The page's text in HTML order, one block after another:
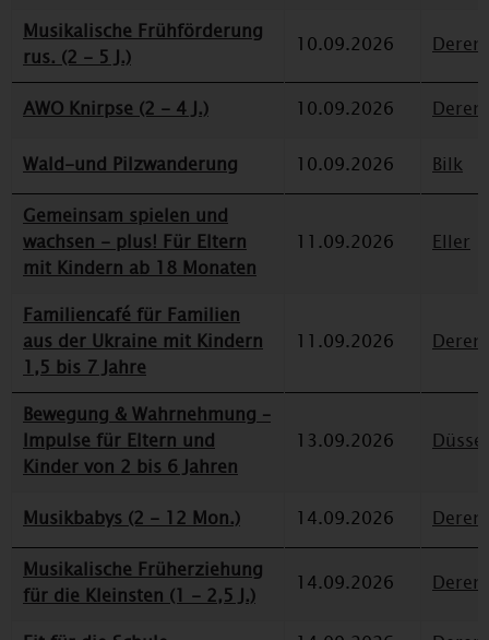
Musikalische Frühförderung
rus. (2 - 5 J.)
10.09.2026
AWO Knirpse (2 - 4 J.) 10.09.2026
Wald-und Pilzwanderung 10.09.2026
Bilk
Gemeinsam spielen und
wachsen - plus! Für Eltern
mit Kindern ab 18 Monaten
11.09.2026 Eller
Familiencafé für Familien
aus der Ukraine mit Kindern
1,5 bis 7 Jahre
11.09.2026
Bewegung & Wahrnehmung –
Impulse für Eltern und
Kinder von 2 bis 6 Jahren
13.09.2026
Musikbabys (2 - 12 Mon.) 14.09.2026
Musikalische Früherziehung
für die Kleinsten (1 - 2,5 J.)
14.09.2026